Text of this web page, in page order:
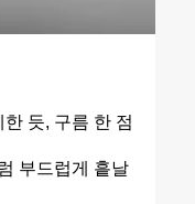
듯, 구름 한 점
부드럽게 흩날